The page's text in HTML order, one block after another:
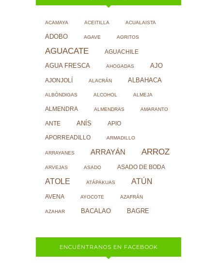
ACAMAYA ACEITILLA ACUALAISTA
ADOBO AGAVE AGRITOS
AGUACATE AGUACHILE
AGUA FRESCA AHOGADAS AJO
AJONJOLÍ ALACRÁN ALBAHACA
ALBÓNDIGAS ALCOHOL ALMEJA
ALMENDRA ALMENDRAS AMARANTO
ANTE ANÍS APIO
APORREADILLO ARMADILLO
ARRAYANES ARRAYÁN ARROZ
ARVEJAS ASADO ASADO DE BODA
ATOLE ATÁPAKUAS ATÚN
AVENA AYOCOTE AZAFRÁN
AZAHAR BACALAO BAGRE
ENCUÉNTRANOS EN FACEBOOK